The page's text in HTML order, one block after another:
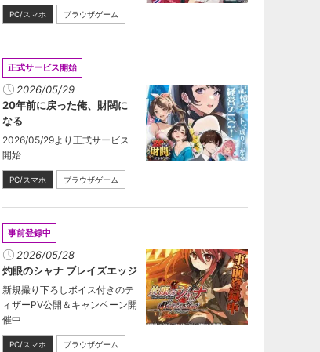
PC/スマホ ブラウザゲーム
正式サービス開始
2026/05/29
20年前に戻った俺、財閥に
なる
2026/05/29より正式サービス
開始
PC/スマホ ブラウザゲーム
事前登録中
2026/05/28
灼眼のシャナ ブレイズエッジ
新規撮り下ろしボイス付きのテ
ィザーPV公開＆キャンペーン開
催中
PC/スマホ ブラウザゲーム